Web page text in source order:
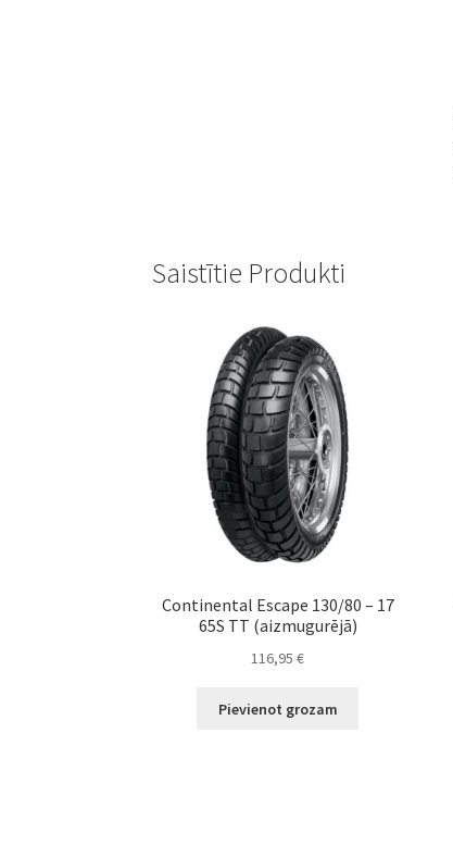
Saistītie Produkti
Continental Escape 130/80 – 17
65S TT (aizmugurējā)
116,95€
Pievienot grozam